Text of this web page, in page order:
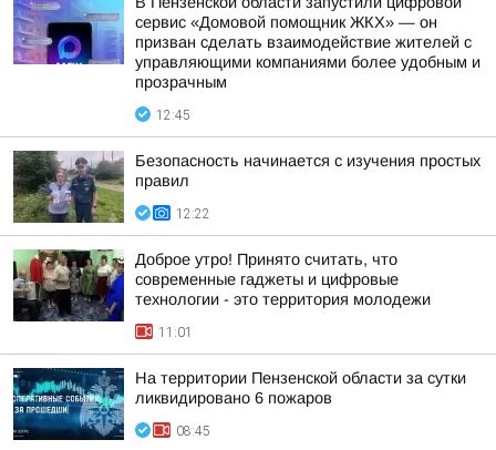
сервис «Домовой помощник ЖКХ» — он
призван сделать взаимодействие жителей с
управляющими компаниями более удобным и
прозрачным
12:45
Безопасность начинается с изучения простых
правил
12:22
Доброе утро! Принято считать, что
современные гаджеты и цифровые
технологии - это территория молодежи
11:01
На территории Пензенской области за сутки
ликвидировано 6 пожаров
08:45